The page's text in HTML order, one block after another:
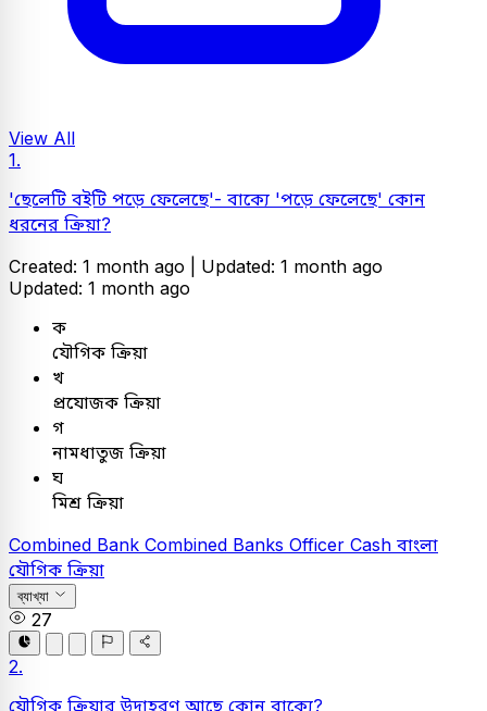
View All
1.
'ছেলেটি বইটি পড়ে ফেলেছে'- বাক্যে 'পড়ে ফেলেছে' কোন
ধরনের ক্রিয়া?
Created: 1 month ago | Updated: 1 month ago
Updated: 1 month ago
ক
যৌগিক ক্রিয়া
খ
প্রযোজক ক্রিয়া
গ
নামধাতুজ ক্রিয়া
ঘ
মিশ্র ক্রিয়া
Combined Bank Combined Banks Officer Cash বাংলা
যৌগিক ক্রিয়া
ব্যাখ্যা
27
2.
যৌগিক ক্রিয়ার উদাহরণ আছে কোন বাক্যে?